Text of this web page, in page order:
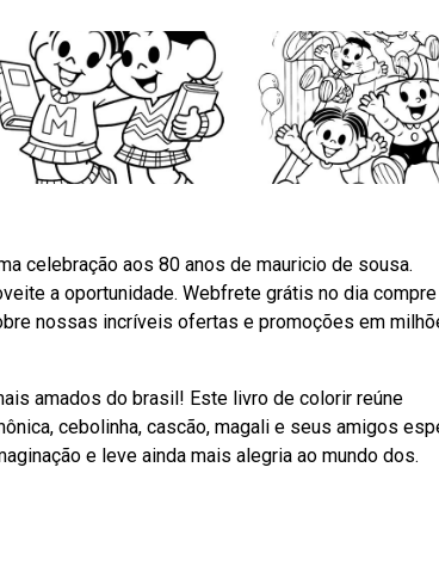
celebração aos 80 anos de mauricio de sousa.
a oportunidade. Webfrete grátis no dia
nossas incríveis ofertas e promoções em
amados do brasil! Este livro de colorir reúne
cebolinha, cascão, magali e seus amigos
e leve ainda mais alegria ao mundo dos.